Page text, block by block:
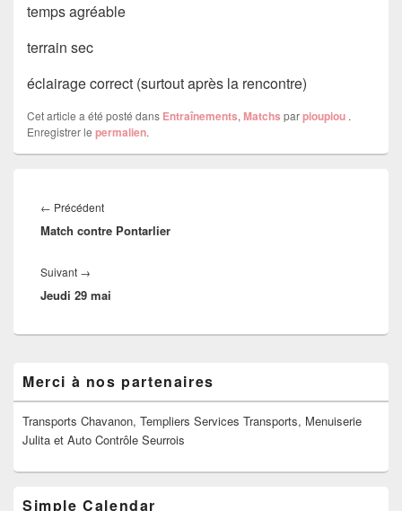
temps agréable
terrain sec
éclairage correct (surtout après la rencontre)
Cet article a été posté dans Entraînements, Matchs parpioupiou .
Enregistrer le permalien.
de
l’article
← PrécédentArticle
précédent :
Match contre Pontarlier
Suivant →
suivant :
Jeudi 29 mai
principale
de
widget
pour
barre
Merci à nos partenaires
Transports Chavanon, Templiers Services Transports, Menuiserie
Julita et Auto Contrôle Seurrois
Simple Calendar